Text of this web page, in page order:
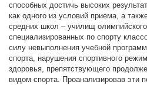
способных достичь высоких
как одного из условий приема, а
средних школ – училищ
специализированных по спорту
силу невыполнения учебной
спорта, нарушения спортивного
здоровья, препятствующего
видом спорта. Проанализировав эти